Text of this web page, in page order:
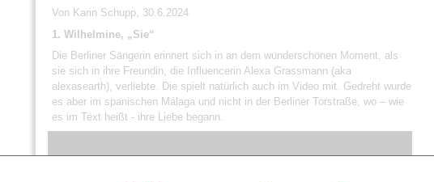
Von Karin Schupp, 30.6.2024
1. Wilhelmine, „Sie“
Die Berliner Sängerin erinnert sich in an dem wunderschönen Moment, als
sie sich in ihre Freundin, die Influencerin Alexa Grassmann (aka
alexasearth), verliebte. Die spielt natürlich auch im Video mit. Gedreht wurde
es aber im spanischen Málaga und nicht in der Berliner Torstraße, wo – wie
es im Text heißt - ihre Liebe begann.